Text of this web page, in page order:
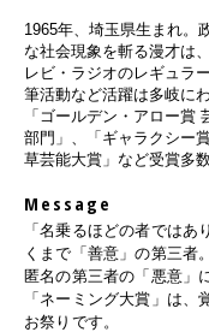
1965年、埼玉県生まれ。
な社会現象を斬る漫才は
レビ・ラジオのレギュラ
筆活動など活躍は多岐に
「ゴールデン・アロー賞
部門」、「ギャラクシー
草芸能大賞」など受賞多数
Message
「名乗るほどの者では
くまで「善意」の第三者。
匿名の第三者の「悪意」
「ネーミング大賞」は
お祭りです。